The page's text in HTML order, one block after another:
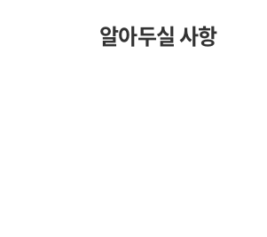
알아두실 사항